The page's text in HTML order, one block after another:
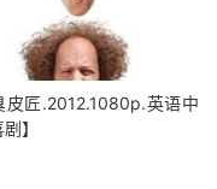
皮匠.2012.1080p.英语中
】